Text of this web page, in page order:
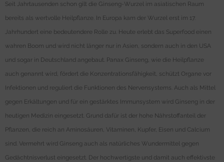
Seit Jahrtausenden schon gilt die Ginseng-Wurzel im asiatischen Raum
bereits als wertvolle Heilpflanze. In Europa kam der Wurzel erst im 17.
Jahrhundert eine bedeutendere Rolle zu. Heute erlebt das Superfood einen
wahren Boom und wird nicht länger nur in Asien, sondern auch in den USA
und sogar in Deutschland angebaut. Panax Ginseng, wie die Heilpflanze
auch genannt wird, fördert die Konzentrationsfähigkeit, schützt Organe vor
Infektionen und reguliert die Funktionen des Nervensystems. Auch als Mittel
gegen Erkältungen und für ein gestärktes Immunsystem wird Ginseng in der
heutigen Medizin eingesetzt. Grund dafür ist der hohe Nährstoffanteil der
Pflanzen, die reich an Aminosäuren, Vitaminen, Kupfer, Eisen und Calcium
sind. Vermehrt wird Ginseng auch als natürliches Wundermittel gegen
Gedächtnisverlust eingesetzt. Der hochwertigste und damit auch effektivste